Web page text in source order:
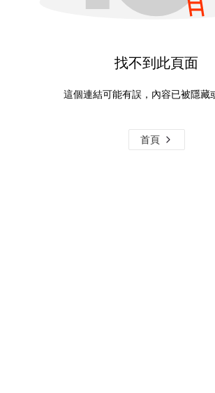
找不到此頁面
這個連結可能有誤，內容已被隱藏
首頁